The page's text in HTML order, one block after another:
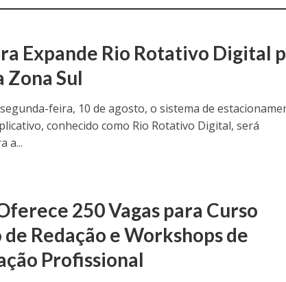
Expande Rio Rotativo Digital
Zona Sul
feira, 10 de agosto, o sistema de
conhecido como Rio Rotativo Digital, será
a...
250 Vagas para Curso
Redação e Workshops de
Profissional